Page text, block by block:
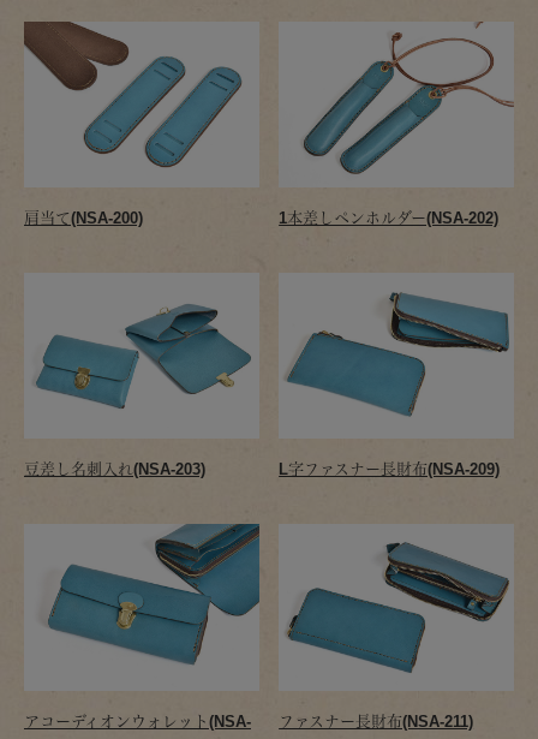
肩当て(NSA-200) 1本差しペンホルダー(NSA-202)
豆差し名刺入れ(NSA-203) L字ファスナー長財布(NSA-209)
アコーディオンウォレット(NSA-
ファスナー長財布(NSA-211)